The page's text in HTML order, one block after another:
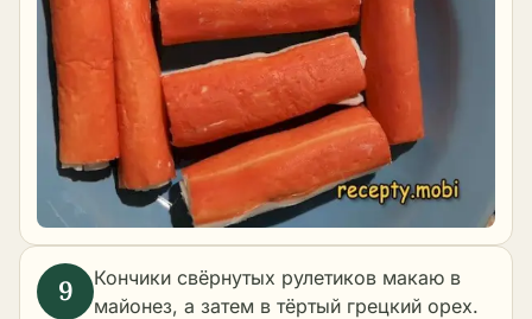
Кончики свёрнутых рулетиков макаю в
майонез, а затем в тёртый грецкий орех.